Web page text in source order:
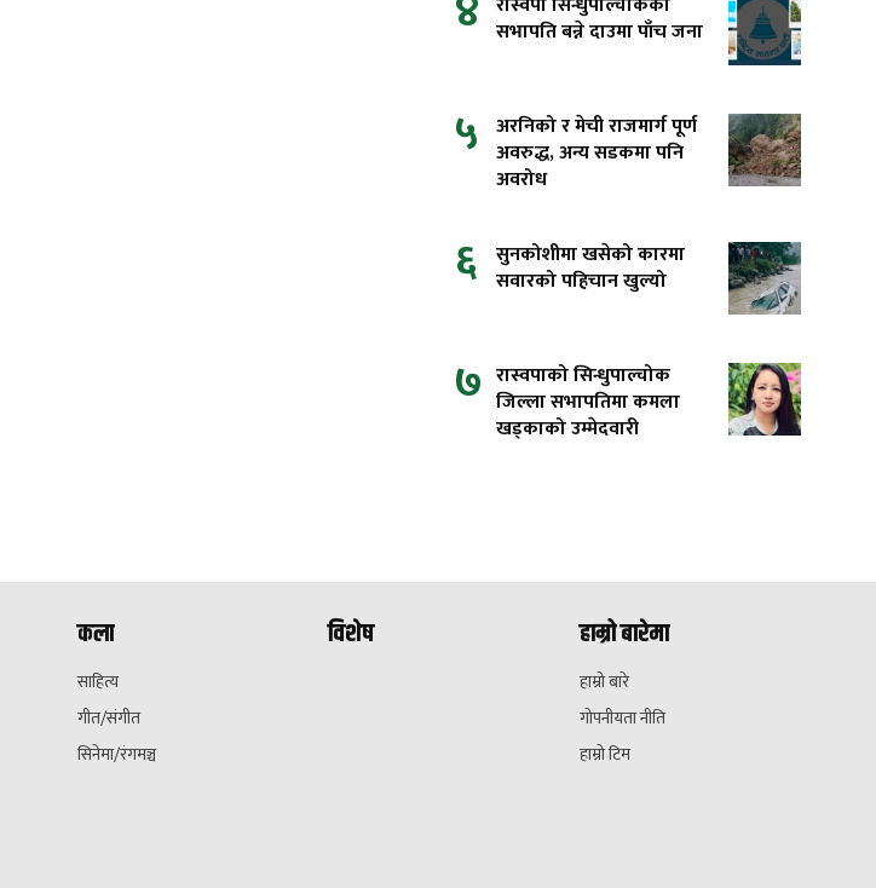
सभापति बन्ने दाउमा पाँच जना
५ अरनिको र मेची राजमार्ग पूर्ण
अवरुद्ध, अन्य सडकमा पनि
अवरोध
६ सुनकोशीमा खसेको कारमा
सवारको पहिचान खुल्यो
७ रास्वपाको सिन्धुपाल्चोक
जिल्ला सभापतिमा कमला
खड्काको उम्मेदवारी
कला
साहित्य
गीत/संगीत
सिनेमा/रंगमञ्च
विशेष हाम्रो बारेमा
हाम्रो बारे
गोपनीयता नीति
हाम्रो टिम